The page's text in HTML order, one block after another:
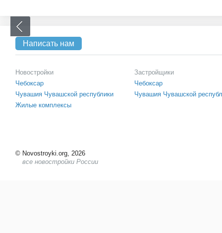
Написать нам
Новостройки
Чебоксар
Чувашия Чувашской республики
Жилые комплексы
Застройщики
Чебоксар
Чувашия Чувашской
© Novostroyki.org, 2026
все новостройки России